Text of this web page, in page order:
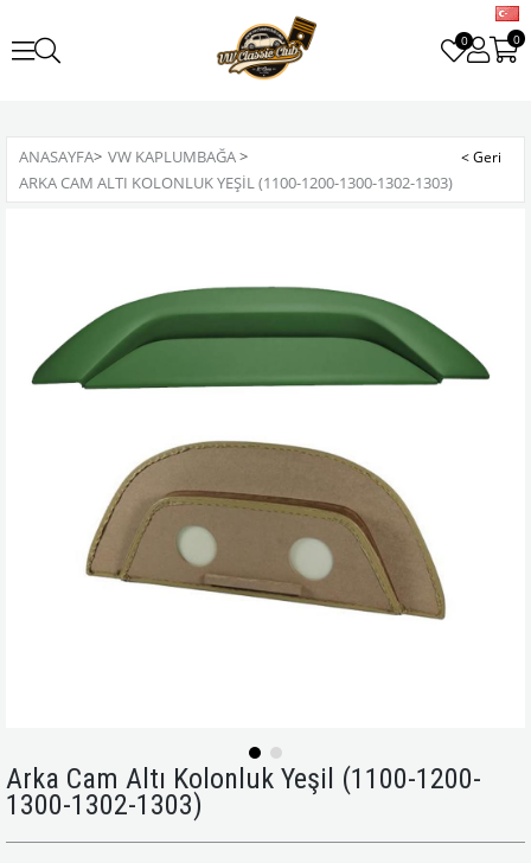
0 0
ANASAYFA> VW KAPLUMBAĞA>
ARKA CAM ALTI KOLONLUK YEŞIL (1100-1200-1300-1302-1303)
Arka Cam Altı Kolonluk Yeşil (1100-1200-
1300-1302-1303)